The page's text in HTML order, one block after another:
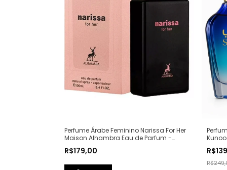
Perfume Árabe Feminino Narissa For Her
Maison Alhambra Eau de Parfum -
For Her)
R$179,00